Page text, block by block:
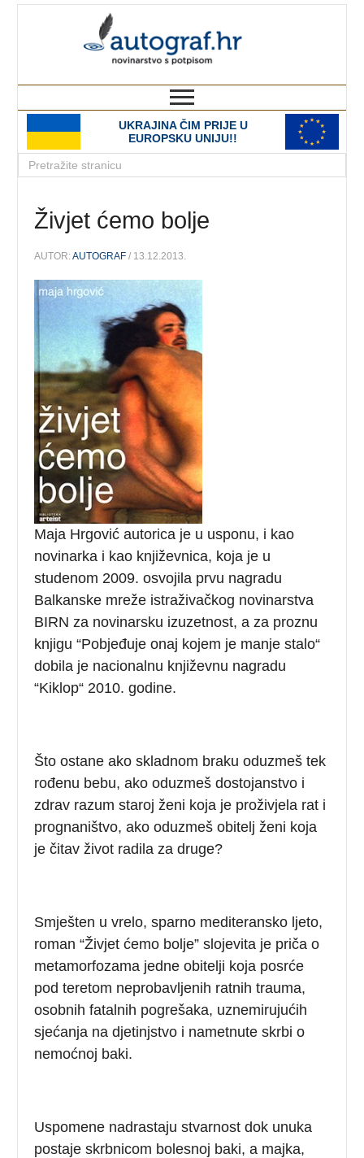
UKRAJINA ČIM PRIJE U
EUROPSKU UNIJU!!
Živjet ćemo bolje
AUTOR:AUTOGRAF / 13.12.2013.
Maja Hrgović autorica je u usponu, i kao
novinarka i kao književnica, koja je u
studenom 2009. osvojila prvu nagradu
Balkanske mreže istraživačkog novinarstva
BIRN za novinarsku izuzetnost, a za proznu
knjigu “Pobjeđuje onaj kojem je manje stalo“
dobila je nacionalnu književnu nagradu
“Kiklop“ 2010. godine.
Što ostane ako skladnom braku oduzmeš tek
rođenu bebu, ako oduzmeš dostojanstvo i
zdrav razum staroj ženi koja je proživjela rat i
prognaništvo, ako oduzmeš obitelj ženi koja
je čitav život radila za druge?
Smješten u vrelo, sparno mediteransko ljeto,
roman “Živjet ćemo bolje” slojevita je priča o
metamorfozama jedne obitelji koja posrće
pod teretom neprobavljenih ratnih trauma,
osobnih fatalnih pogrešaka, uznemirujućih
sjećanja na djetinjstvo i nametnute skrbi o
nemoćnoj baki.
Uspomene nadrastaju stvarnost dok unuka
postaje skrbnicom bolesnoj baki, a majka,